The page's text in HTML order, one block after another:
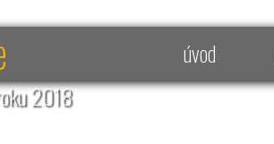
2018
úvod